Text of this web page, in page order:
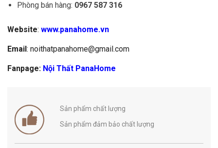
Phòng bán hàng: 0967 587 316
Website: www.panahome.vn
Email : noithatpanahome@gmail.com
Fanpage: Nội Thất PanaHome
Sản phẩm chất lượng
Sản phẩm đảm bảo chất lượng